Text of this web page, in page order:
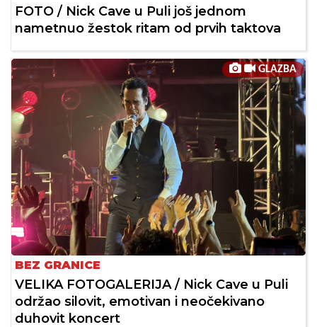
FOTO / Nick Cave u Puli još jednom
nametnuo žestok ritam od prvih taktova
GLAZBA
BEZ GRANICE
VELIKA FOTOGALERIJA / Nick Cave u Puli
održao silovit, emotivan i neočekivano
duhovit koncert